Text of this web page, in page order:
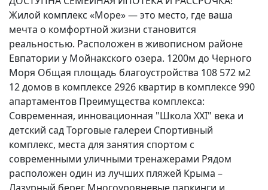
Жилой комплекс «Море» — это место, где ваша
мечта о комфортной жизни становится
реальностью. Расположен в живописном районе
Евпатории у Мойнакского озера. 1200м до Черного
Моря Общая площадь благоустройства 108 572 м2
12 домов в комплексе 2926 квартир в комплексе 990
апартаментов Преимущества комплекса:
Современная, инновационная "Школа ХХI" века и
детский сад Торговые галереи Спортивный
комплекс, места для занятия спортом с
современными уличными тренажерами Рядом
расположен один из лучших пляжей Крыма –